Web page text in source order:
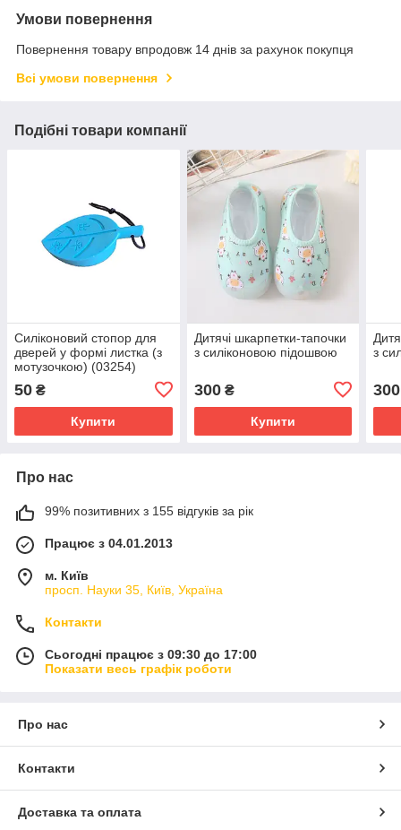
Умови повернення
Повернення товару впродовж 14 днів за рахунок покупця
Всі умови повернення
Подібні товари компанії
Силіконовий стопор для
дверей у формі листка (з
мотузочкою) (03254)
50 ₴
Купити
Дитячі шкарпетки-тапочки
з силіконовою підошвою
300₴
Купити
з
300
Про нас
99% позитивних з 155 відгуків за рік
Працює з 04.01.2013
м. Київ
просп. Науки 35, Київ, Україна
Контакти
Сьогодні працює з 09:30 до 17:00
Показати весь графік роботи
Про нас
Контакти
Доставка та оплата